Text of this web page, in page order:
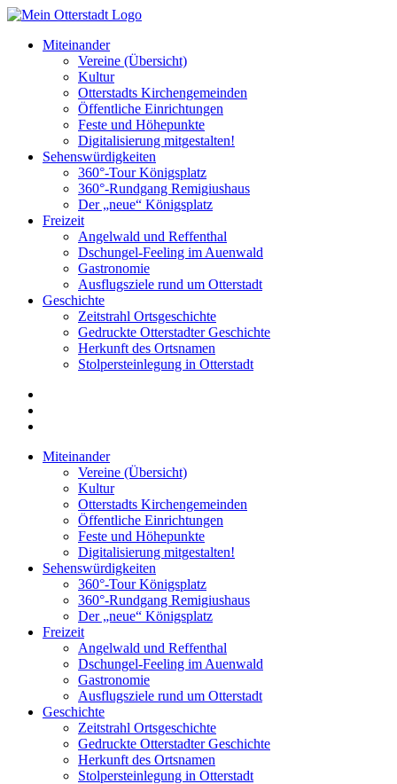
Miteinander
Vereine (Übersicht)
Kultur
Otterstadts Kirchengemeinden
Öffentliche Einrichtungen
Feste und Höhepunkte
Digitalisierung mitgestalten!
Sehenswürdigkeiten
360°-Tour Königsplatz
360°-Rundgang Remigiushaus
Der „neue“ Königsplatz
Freizeit
Angelwald und Reffenthal
Dschungel-Feeling im Auenwald
Gastronomie
Ausflugsziele rund um Otterstadt
Geschichte
Zeitstrahl Ortsgeschichte
Gedruckte Otterstadter Geschichte
Herkunft des Ortsnamen
Stolpersteinlegung in Otterstadt
Miteinander
Vereine (Übersicht)
Kultur
Otterstadts Kirchengemeinden
Öffentliche Einrichtungen
Feste und Höhepunkte
Digitalisierung mitgestalten!
Sehenswürdigkeiten
360°-Tour Königsplatz
360°-Rundgang Remigiushaus
Der „neue“ Königsplatz
Freizeit
Angelwald und Reffenthal
Dschungel-Feeling im Auenwald
Gastronomie
Ausflugsziele rund um Otterstadt
Geschichte
Zeitstrahl Ortsgeschichte
Gedruckte Otterstadter Geschichte
Herkunft des Ortsnamen
Stolpersteinlegung in Otterstadt